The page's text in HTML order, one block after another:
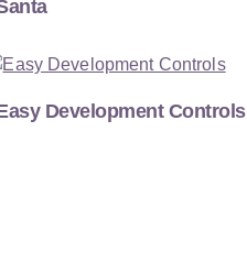
Development Controls